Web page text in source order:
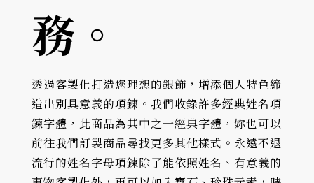
務。
透過客製化打造您理想的銀飾，增添個人特色締
造出別具意義的項鍊。我們收錄許多經典姓名項
鍊字體，此商品為其中之一經典字體，妳也可以
前往我們訂製商品尋找更多其他樣式。永遠不退
流行的姓名字母項鍊除了能依照姓名、有意義的